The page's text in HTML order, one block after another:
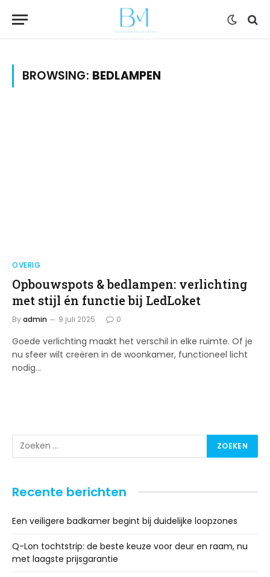
BROWSING: BEDLAMPEN
OVERIG
Opbouwspots & bedlampen: verlichting
met stijl én functie bij LedLoket
Byadmin 9 juli 2025 0
Goede verlichting maakt het verschil in elke ruimte. Of je
nu sfeer wilt creëren in de woonkamer, functioneel licht
nodig…
Recente berichten
Een veiligere badkamer begint bij duidelijke loopzones
Q-Lon tochtstrip: de beste keuze voor deur en raam, nu
met laagste prijsgarantie